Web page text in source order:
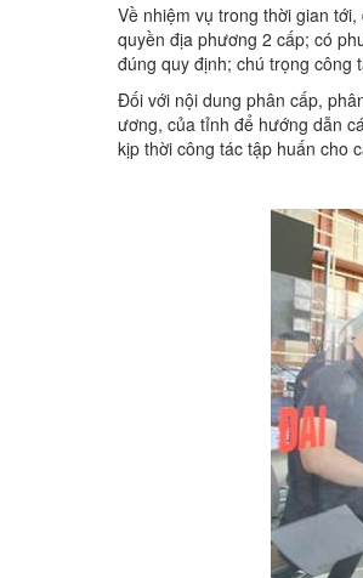
Về nhiệm vụ trong thời gian
quyền địa phương 2 cấp; có
đúng quy định; chú trọng công
Đối với nội dung phân cấp,
ương, của tỉnh để hướng dẫn
kịp thời công tác tập huấn cho